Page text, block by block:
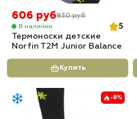
606 руб830 руб
В наличии
5
Термоноски детские
Norfin T2M Junior Balance
Купить
-8%